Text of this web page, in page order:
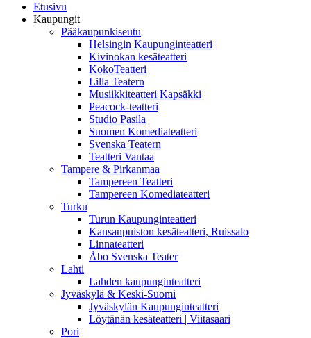
Etusivu
Kaupungit
Pääkaupunkiseutu
Helsingin Kaupunginteatteri
Kivinokan kesäteatteri
KokoTeatteri
Lilla Teatern
Musiikkiteatteri Kapsäkki
Peacock-teatteri
Studio Pasila
Suomen Komediateatteri
Svenska Teatern
Teatteri Vantaa
Tampere & Pirkanmaa
Tampereen Teatteri
Tampereen Komediateatteri
Turku
Turun Kaupunginteatteri
Kansanpuiston kesäteatteri, Ruissalo
Linnateatteri
Åbo Svenska Teater
Lahti
Lahden kaupunginteatteri
Jyväskylä & Keski-Suomi
Jyväskylän Kaupunginteatteri
Löytänän kesäteatteri | Viitasaari
Pori